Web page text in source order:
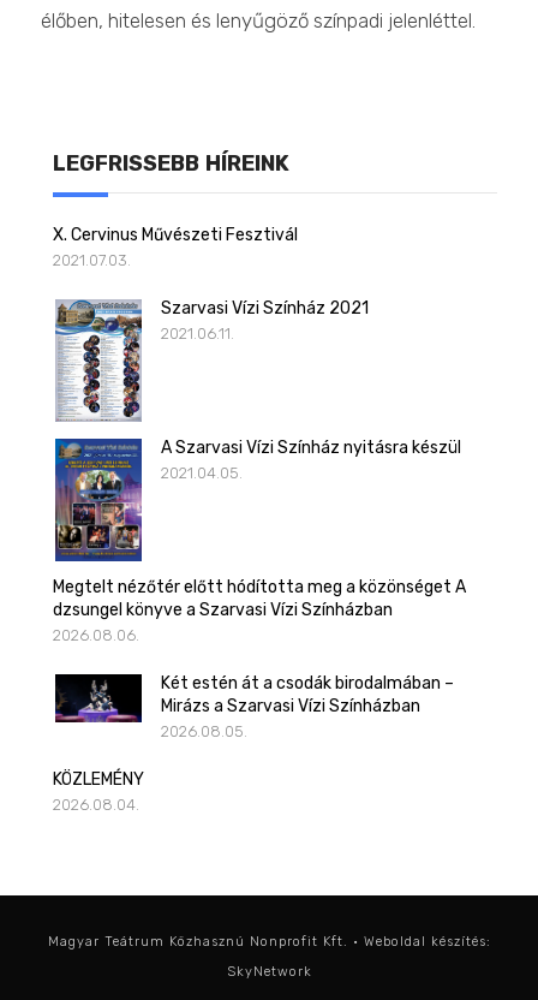
élőben, hitelesen és lenyűgöző színpadi jelenléttel.
LEGFRISSEBB HÍREINK
X. Cervinus Művészeti Fesztivál
2021.07.03.
Szarvasi Vízi Színház 2021
2021.06.11.
A Szarvasi Vízi Színház nyitásra készül
2021.04.05.
Megtelt nézőtér előtt hódította meg a közönséget A
dzsungel könyve a Szarvasi Vízi Színházban
2026.08.06.
Két estén át a csodák birodalmában –
Mirázs a Szarvasi Vízi Színházban
2026.08.05.
KÖZLEMÉNY
2026.08.04.
Magyar Teátrum Közhasznú Nonprofit Kft. • Weboldal készítés:
SkyNetwork